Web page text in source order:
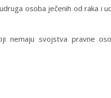
osoba ječenih od raka i
nemaju svojstva pravne